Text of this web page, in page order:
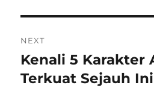
NEXT
Next
post:
Kenali 5 Karakter
Terkuat Sejauh